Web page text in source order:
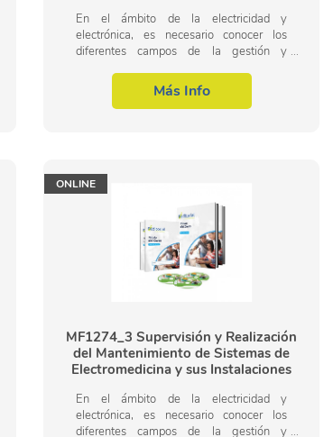
En el ámbito de la electricidad y
electrónica, es necesario conocer los
diferentes campos de la gestión y
mantenimiento de sistemas de
electromedicina, dentro del...
Más Info
ONLINE
MF1274_3 Supervisión y Realización
del Mantenimiento de Sistemas de
Electromedicina y sus Instalaciones
En el ámbito de la electricidad y
electrónica, es necesario conocer los
diferentes campos de la gestión y